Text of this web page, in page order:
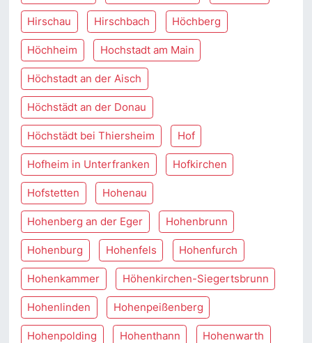
Hirschau Hirschbach Höchberg
Höchheim Hochstadt am Main
Höchstadt an der Aisch
Höchstädt an der Donau
Höchstädt bei Thiersheim Hof
Hofheim in Unterfranken Hofkirchen
Hofstetten Hohenau
Hohenberg an der Eger Hohenbrunn
Hohenburg Hohenfels Hohenfurch
Hohenkammer Höhenkirchen-Siegertsbrunn
Hohenlinden Hohenpeißenberg
Hohenpolding Hohenthann Hohenwarth